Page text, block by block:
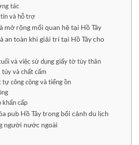
tác
và hỗ trợ
mở rộng mối quan hệ tại Hồ Tây
an toàn khi giải trí tại Hồ Tây cho
và việc sử dụng giấy tờ tùy thân
túy và chất cấm
công cộng và tiếng ồn
cấp
pub Hồ Tây trong bối cảnh du lịch
người nước ngoài